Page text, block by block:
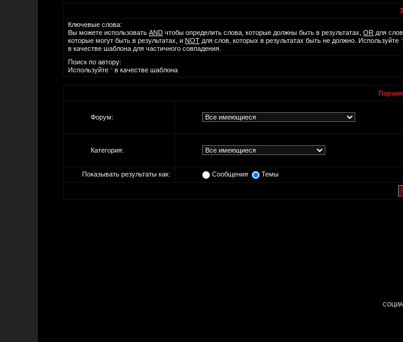
Ключевые слова:
Вы можете использовать AND чтобы определить слова, которые должны быть в результатах, OR для слов,
которые могут быть в результатах, и NOT для слов, которых в результатах быть не должно. Используйте *
в качестве шаблона для частичного совпадения.
Поиск по автору:
Используйте * в качестве шаблона
Форум:
Категория:
Показывать результаты как:
Сообщения Темы